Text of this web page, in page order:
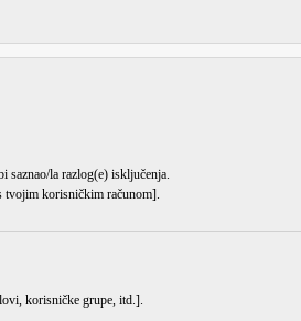
la razlog(e) isključenja.
tvojim korisničkim računom].
korisničke grupe, itd.].